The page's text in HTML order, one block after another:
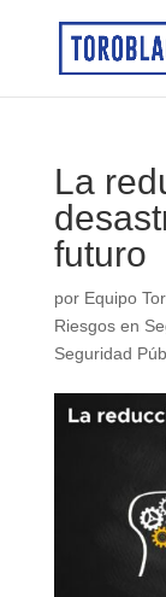
La
futuro
por Equipo
Riesgos en
Seguridad